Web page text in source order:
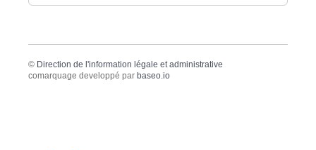
© Direction de l'information légale et administrative
comarquage developpé par baseo.io